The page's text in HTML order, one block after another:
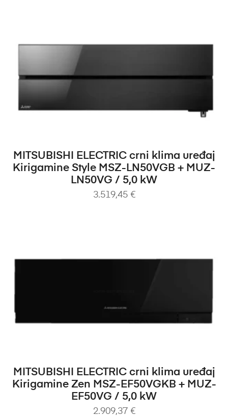
DODAJ U KOŠARICU
MITSUBISHI ELECTRIC crni klima uređaj
Kirigamine Style MSZ-LN50VGB + MUZ-
LN50VG / 5,0 kW
3.519,45 €
DODAJ U KOŠARICU
MITSUBISHI ELECTRIC crni klima uređaj
Kirigamine Zen MSZ-EF50VGKB + MUZ-
EF50VG / 5,0 kW
2.909,37 €